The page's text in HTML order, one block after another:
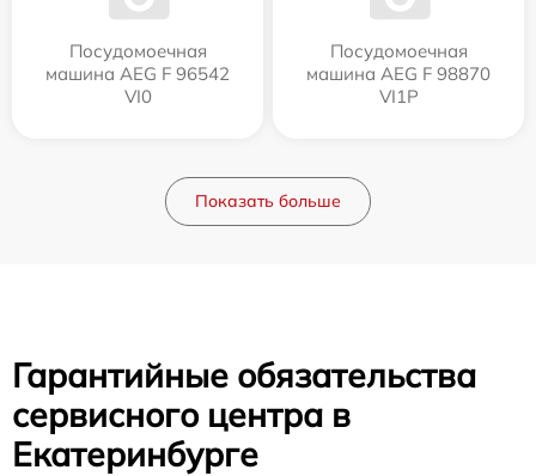
Посудомоечная
машина AEG F 96542
VI0
Посудомоечная
машина AEG F 98870
VI1P
Показать больше
Гарантийные обязательства
сервисного центра в
Екатеринбурге